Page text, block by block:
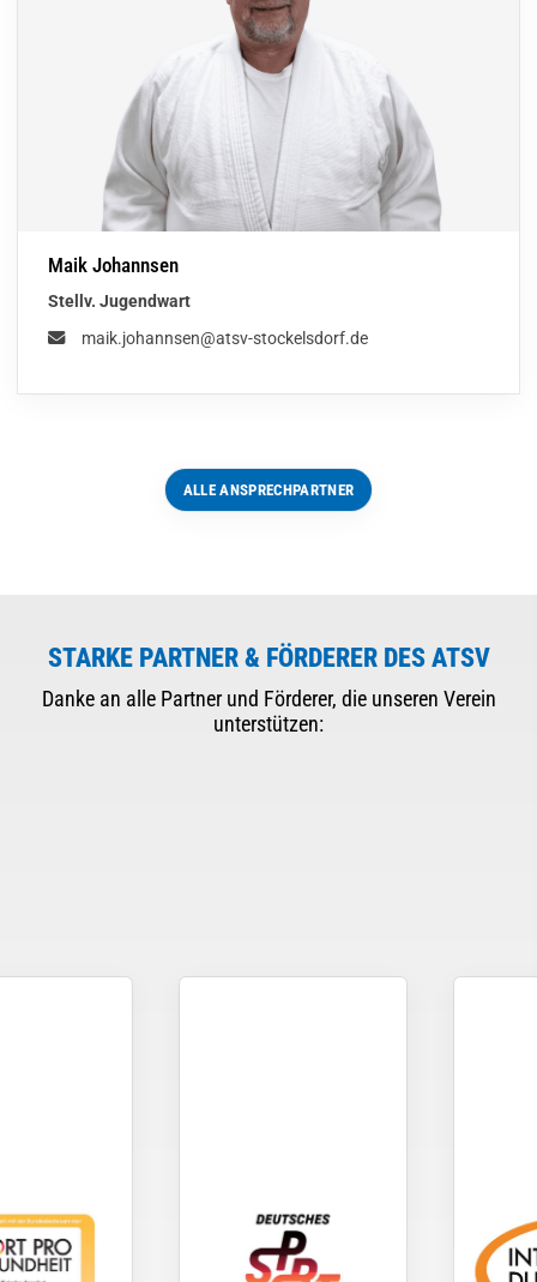
Maik Johannsen
Stellv. Jugendwart
maik.johannsen@atsv-stockelsdorf.de
ALLE ANSPRECHPARTNER
STARKE PARTNER & FÖRDERER DES ATSV
Danke an alle Partner und Förderer, die unseren Verein
unterstützen: